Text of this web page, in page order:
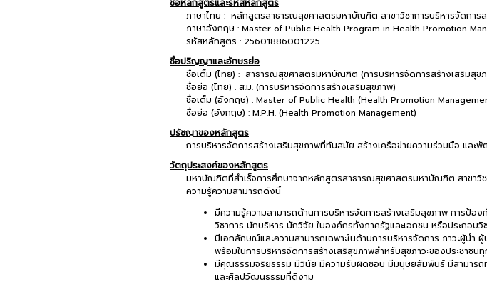
ชื่อหลักสูตรและรหัสหลักสูตร
ภาษาไทย : หลักสูตรสาธารณสุขศาสตรมหาบัณฑิต สาขาวิชาการบริหารจัดการ
ภาษาอังกฤษ : Master of Public Health Program in Health Promotion
รหัสหลักสูตร : 25601886001225
ชื่อปริญญาและอักษรย่อ
ชื่อเต็ม (ไทย) : สาธารณสุขศาสตรมหาบัณฑิต (การบริหารจัดการสร้างเสริมสุข
ชื่อย่อ (ไทย) : ส.ม. (การบริหารจัดการสร้างเสริมสุขภาพ)
ชื่อเต็ม (อังกฤษ) : Master of Public Health (Health Promotion
ชื่อย่อ (อังกฤษ) : M.P.H. (Health Promotion Management)
ปรัชญาของหลักสูตร
การบริหารจัดการสร้างเสริมสุขภาพที่ทันสมัย สร้างเครือข่ายความร่วมมือ และ
วัตถุประสงค์ของหลักสูตร
มหาบัณฑิตที่สำเร็จการศึกษาจากหลักสูตรสาธารณสุขศาสตรมหาบัณฑิต สาขา
ความรู้ความสามารถดังนี้
มีความรู้ความสามารถด้านการบริหารจัดการสร้างเสริมสุขภาพ การป้อ
วิชาการ นักบริหาร นักวิจัย ในองค์กรทั้งภาครัฐและเอกชน หรือประกอบ
มีเอกลักษณ์และความสามารถเฉพาะในด้านการบริหารจัดการ ภาวะผู้น
พร้อมในการบริหารจัดการสร้างเสริสุขภาพสำหรับสุขภาวะของประชาชนทุ
มีคุณธรรมจริยธรรม มีวินัย มีความรับผิดชอบ มีมนุษยสัมพันธ์ มีสามารถ
และศิลปวัฒนธรรมที่ดีงาม